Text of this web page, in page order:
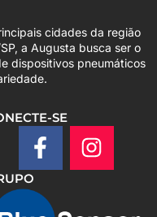
cidades da região
a Augusta busca ser o
dispositivos pneumáticos
SE